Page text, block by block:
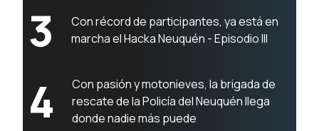
3
Con récord de participantes, ya está en
marcha el Hacka Neuquén - Episodio III
4
Con pasión y motonieves, la brigada de
rescate de la Policía del Neuquén llega
donde nadie más puede